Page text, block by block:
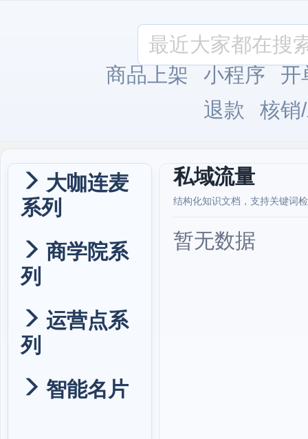
商品上架 小程序
开
退款
核销
大咖连麦
系列
商学院系
列
运营点系
列
智能名片
私域流量
结构化知识文档，支持关键词
暂无数据